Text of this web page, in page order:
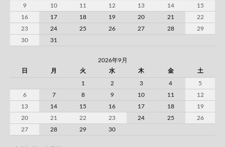
9
10 11 12 13 14
15
16
17 18 19 20 21
22
23
24 25 26 27 28
29
30
31
2026年9月
日
月 火 水 木 金 土
1 2 3 4
5
6
7 8 9 10 11
12
13
14 15 16 17 18
19
20
21 22 23 24 25
26
27
28 29 30